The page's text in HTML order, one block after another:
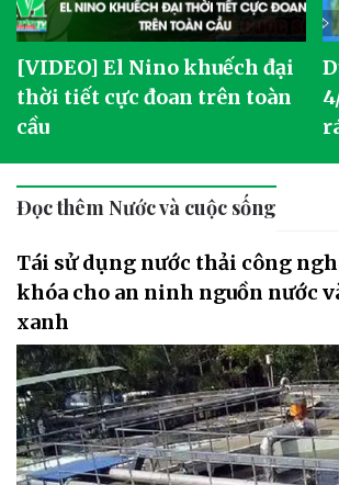
[VIDEO] El Nino khuếch đại
thời tiết cực đoan trên toàn
cầu
Đọc thêm Nước và cuộc sống
Tái sử dụng nước thải công
khóa cho an ninh nguồn nước
xanh